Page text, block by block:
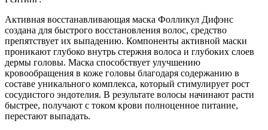
Активная восстанавливающая маска Фолликул Дифэнс
создана для быстрого восстановления волос, средство
препятствует их выпадению. Компоненты активной маски
проникают глубоко внутрь стержня волоса и глубоких слоев
дермы головы. Маска способствует улучшению
кровообращения в коже головы благодаря содержанию в
составе уникального комплекса, который стимулирует рост
сосудистого эндотелия. В результате волосы начинают расти
быстрее, получают с током крови полноценное питание,
перестают выпадать.